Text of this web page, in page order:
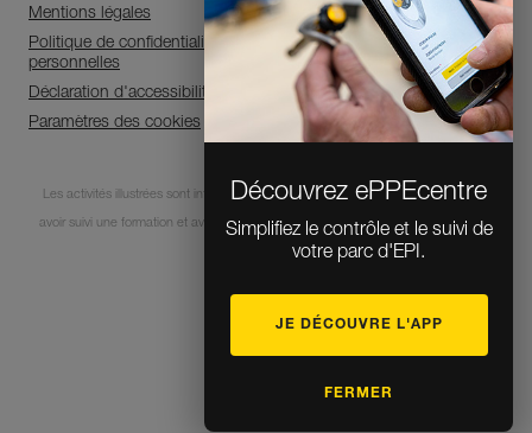
Découvrez ePPEcentre
Simplifiez le contrôle et le suivi de
votre parc d'EPI.
JE DÉCOUVRE L'APP
FERMER
Mentions légales
Politique de confidentialité et de traitement des données
personnelles
Déclaration d'accessibilité
Paramètres des cookies
Les activités illustrées sont intrinsèquement dangereuses. Chaque utilisateur doit
avoir suivi une formation et avoir des compétences pour l’usage des équipements
lors de ces activités.
© 1995-2026 Petzl